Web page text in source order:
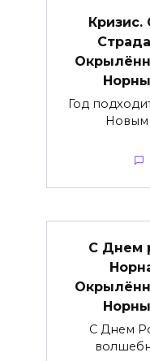
Кризис.
Год
Новым
С Днем
С Днем